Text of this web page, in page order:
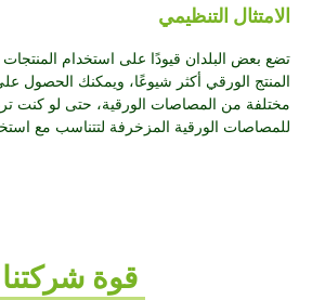
الامتثال التنظيمي
تضع بعض البلدان قيودًا على استخدام المنتجات
المنتج الورقي أكثر شيوعًا، ويمكنك الحصول
مختلفة من المصاصات الورقية، حتى لو كنت
للمصاصات الورقية المزخرفة لتتناسب مع
قوة شركتنا